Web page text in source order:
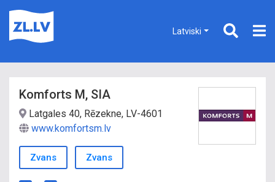
Latviski
Komforts M, SIA
Latgales 40, Rēzekne, LV-4601
www.komfortsm.lv
Zvans Zvans